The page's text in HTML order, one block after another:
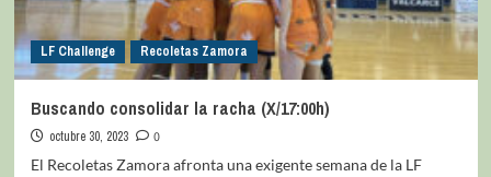
LF Challenge Recoletas Zamora
Buscando consolidar la racha (X/17:00h)
octubre 30, 2023
0
El Recoletas Zamora afronta una exigente semana de la LF